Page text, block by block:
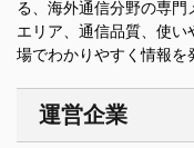
る、海外通信分野の専
エリア、通信品質、使
場でわかりやすく情報を
運営企業